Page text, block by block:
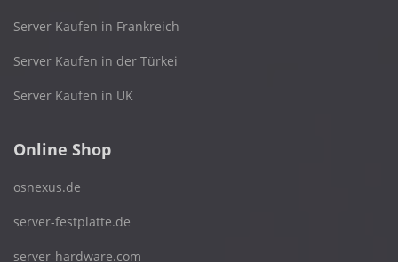
Server Kaufen in Frankreich
Server Kaufen in der Türkei
Server Kaufen in UK
Online Shop
osnexus.de
server-festplatte.de
server-hardware.com